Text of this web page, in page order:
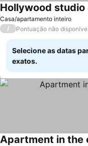
Casa/apartamento inteiro
Hollywood studio
/ Pontuação não disponível
Selecione as datas
exatos.
Apartment in the